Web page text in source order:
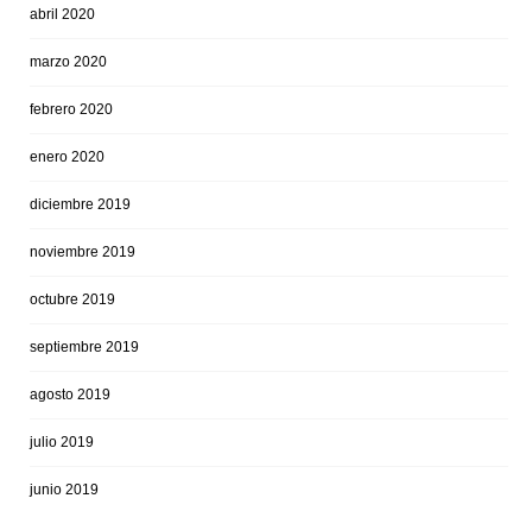
abril 2020
marzo 2020
febrero 2020
enero 2020
diciembre 2019
noviembre 2019
octubre 2019
septiembre 2019
agosto 2019
julio 2019
junio 2019